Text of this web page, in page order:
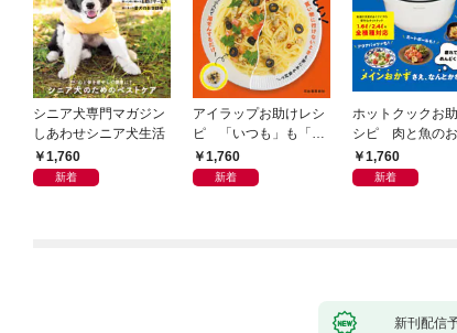
シニア犬専門マガジン
しあわせシニア犬生活
1,760
新着
アイラップお助けレシ
ピ 「いつも」も「も
しも」もおいしい！
1,760
新着
ホットクックお
シピ 肉と魚の
ず 少ない材料＆
料で、あとはスイ
1,760
新着
新刊配信